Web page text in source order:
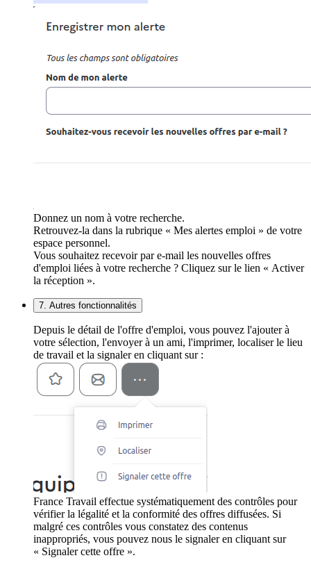
Donnez un nom à votre recherche.
Retrouvez-la dans la rubrique « Mes alertes emploi » de votre
espace personnel.
Vous souhaitez recevoir par e-mail les nouvelles offres
d'emploi liées à votre recherche ? Cliquez sur le lien « Activer
la réception ».
7. Autres fonctionnalités
Depuis le détail de l'offre d'emploi, vous pouvez l'ajouter à
votre sélection, l'envoyer à un ami, l'imprimer, localiser le lieu
de travail et la signaler en cliquant sur :
France Travail effectue systématiquement des contrôles pour
vérifier la légalité et la conformité des offres diffusées. Si
malgré ces contrôles vous constatez des contenus
inappropriés, vous pouvez nous le signaler en cliquant sur
« Signaler cette offre ».